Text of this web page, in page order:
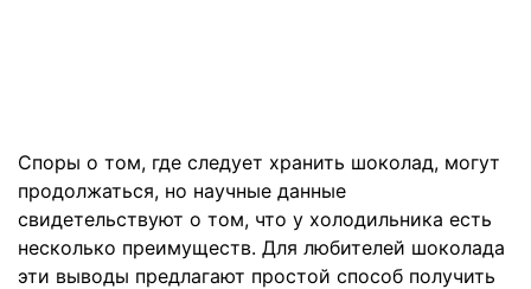
Споры о том, где следует хранить шоколад, могут
продолжаться, но научные данные
свидетельствуют о том, что у холодильника есть
несколько преимуществ. Для любителей шоколада
эти выводы предлагают простой способ получить